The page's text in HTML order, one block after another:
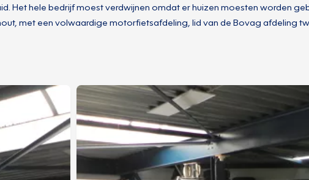
Het hele bedrijf moest verdwijnen omdat er huizen moesten worden
met een volwaardige motorfietsafdeling, lid van de Bovag afdeling